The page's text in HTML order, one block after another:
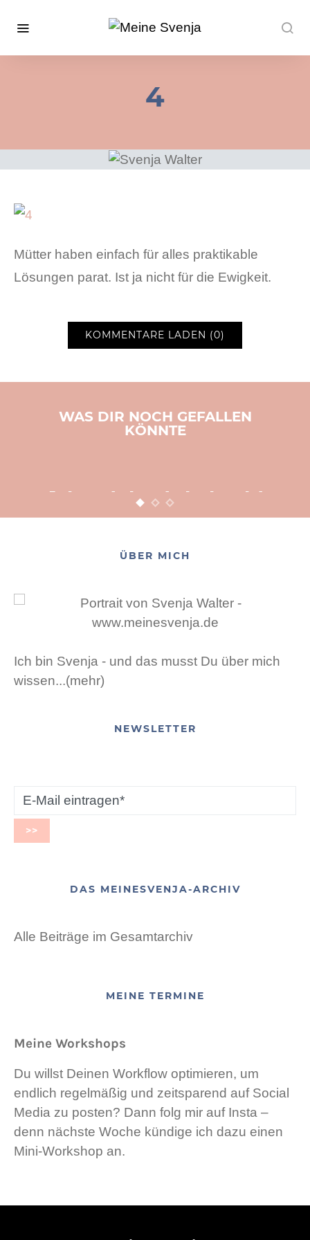
4
Mütter haben einfach für alles praktikable
Lösungen parat. Ist ja nicht für die Ewigkeit.
KOMMENTARE LADEN (0)
WAS DIR NOCH GEFALLEN
KÖNNTE
Adventsbasteln leicht
gemacht
POSTED ON
ÜBER MICH
Ich bin Svenja - und das musst Du über mich
wissen...(mehr)
NEWSLETTER
DAS MEINESVENJA-ARCHIV
Alle Beiträge im Gesamtarchiv
MEINE TERMINE
Meine Workshops
Du willst Deinen Workflow optimieren, um
endlich regelmäßig und zeitsparend auf Social
Media zu posten? Dann folg mir auf Insta –
denn nächste Woche kündige ich dazu einen
Mini-Workshop an.